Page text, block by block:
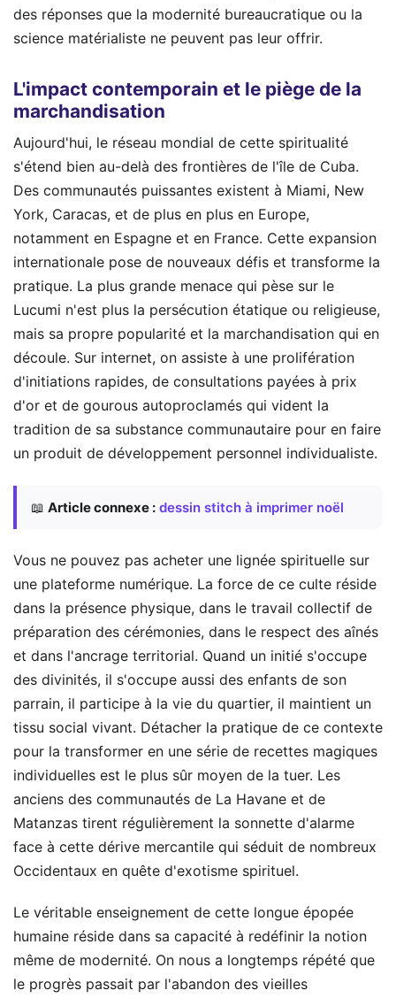
des réponses que la modernité bureaucratique ou la
science matérialiste ne peuvent pas leur offrir.
L'impact contemporain et le piège de la
marchandisation
Aujourd'hui, le réseau mondial de cette spiritualité
s'étend bien au-delà des frontières de l'île de Cuba.
Des communautés puissantes existent à Miami, New
York, Caracas, et de plus en plus en Europe,
notamment en Espagne et en France. Cette expansion
internationale pose de nouveaux défis et transforme la
pratique. La plus grande menace qui pèse sur le
Lucumi n'est plus la persécution étatique ou religieuse,
mais sa propre popularité et la marchandisation qui en
découle. Sur internet, on assiste à une prolifération
d'initiations rapides, de consultations payées à prix
d'or et de gourous autoproclamés qui vident la
tradition de sa substance communautaire pour en faire
un produit de développement personnel individualiste.
📖 Article connexe : dessin stitch à imprimer noël
Vous ne pouvez pas acheter une lignée spirituelle sur
une plateforme numérique. La force de ce culte réside
dans la présence physique, dans le travail collectif de
préparation des cérémonies, dans le respect des aînés
et dans l'ancrage territorial. Quand un initié s'occupe
des divinités, il s'occupe aussi des enfants de son
parrain, il participe à la vie du quartier, il maintient un
tissu social vivant. Détacher la pratique de ce contexte
pour la transformer en une série de recettes magiques
individuelles est le plus sûr moyen de la tuer. Les
anciens des communautés de La Havane et de
Matanzas tirent régulièrement la sonnette d'alarme
face à cette dérive mercantile qui séduit de nombreux
Occidentaux en quête d'exotisme spirituel.
Le véritable enseignement de cette longue épopée
humaine réside dans sa capacité à redéfinir la notion
même de modernité. On nous a longtemps répété que
le progrès passait par l'abandon des vieilles